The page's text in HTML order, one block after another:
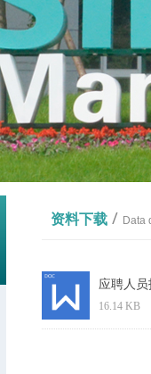
资料下载 / Data
应聘人员
16.14 KB